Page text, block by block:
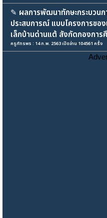
✎ ผลการพัฒนาทักษะกระบวน
ประสบการณ์ แบบโครงการข
เล็กบ้านด่านแต้ สังกัดกองการ
ครูภัทรพร : 14 ก.พ. 2563 เปิดอ่าน 104561 ครั้ง